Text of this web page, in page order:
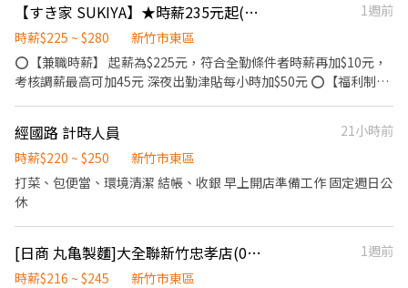
學習訓練，來創造顧客無與倫比的冰淇淋體驗 1.新進學習訓練(教室
課程/實作課程訓練) 2.晉升訓練(時薪娛樂經理培訓課程) 【福利】
我們會依公司的經營成果，規劃員工福利讓夥伴和公司一起成長 1.
保險制度：勞保、健保、團保(意外險)、職災保險、退休金提撥6%
用冰淇淋、員工折扣、生日福利、三節禮金(品)、福委會福利
【すき家 SUKIYA】★時薪235元起(含全勤)★新竹站前店
1週前
時薪$225 ~ $280
新竹市東區
⭕【兼職時薪】 起薪為$225元，符合全勤條件者時薪再加$10元，
考核調薪最高可加45元 深夜出勤津貼每小時加$50元 ⭕【福利制
健檢 ★勞保、健保，6％勞退提撥 ⭕【工作說明】 《內場》:餐點製
作、食材備料、進貨盤點 《外場》:接待服務顧客、收銀結帳、環境
整潔 用最快速的速度提供美味的牛丼！ 用最有元氣的服務使顧客露
出滿意的笑容！ ★開朗活潑有笑容 ★ＳＯＰ專業流程 ★無經驗可
成為全球第一的連鎖餐飲集團。 我們堅持使用安全及高品質的食
材，當場現點現作提供美味可口的日本國民美食-牛丼/咖哩，並以
經國路 計時人員
21小時前
時薪$220 ~ $250
新竹市東區
打菜、包便當、環境清潔 結帳、收銀 早上開店準備工作 固定週日公
休
[日商 丸亀製麵]大全聯新竹忠孝店(034)- 長期兼職夥伴/工讀生/彈性排班
1週前
時薪$216 ~ $245
新竹市東區